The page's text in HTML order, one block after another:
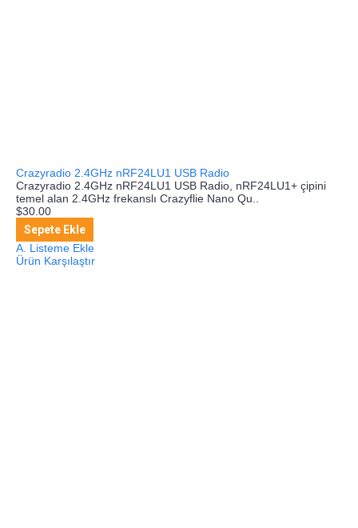
Crazyradio 2.4GHz nRF24LU1 USB Radio
Crazyradio 2.4GHz nRF24LU1 USB Radio, nRF24LU1+ çipini
temel alan 2.4GHz frekanslı Crazyflie Nano Qu..
$30.00
Sepete Ekle
A. Listeme Ekle
Ürün Karşılaştır